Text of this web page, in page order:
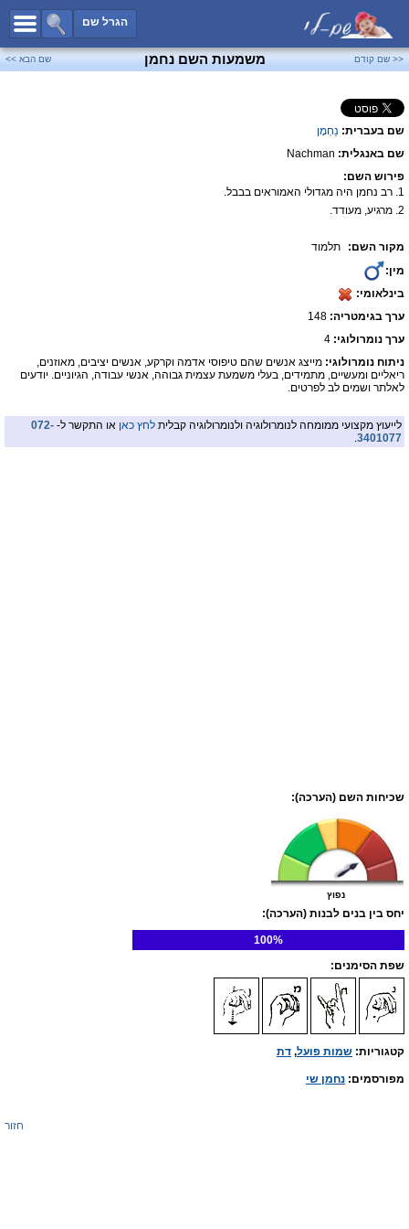
הגרל שם
כל השמות
שמות לבנים
פייסבוק
<< שם קודם משמעות השם נחמן שם הבא >>
שם בעברית: נַחְמָן
שם באנגלית: Nachman
פירוש השם:
1. רב נחמן היה מגדולי האמוראים בבבל.
2. מרגיע, מעודד.
מקור השם:
תלמוד
מין:
בינלאומי:
ערך בגימטריה:
ערך נומרולוגי: 4
ניתוח נומרולוגי: מייצג אנשים שהם טיפוסי אדמה וקרקע, אנשים יציבים, מאוזנים,
ריאליים ומעשיים, מתמידים, בעלי משמעת עצמית גבוהה, אנשי עבודה, הגיוניים. יודעים
לאלתר ושמים לב לפרטים.
לייעוץ מקצועי ממומחה לנומרולוגיה ולנומרולוגיה קבלית לחץ כאן או התקשר ל- 072-
3401077
.
שכיחות השם (הערכה):
נפוץ
יחס בין בנים לבנות (הערכה):
100%
שפת הסימנים:
קטגוריות: שמות פועל, דת
מפורסמים: נחמן שי
חזור